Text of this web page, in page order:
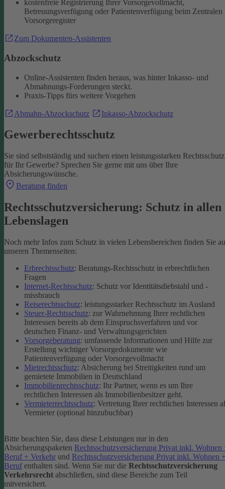
kostenfreie Registrierung Ihrer Vorsorgevollmacht,
Betreuungsverfügung oder Patientenverfügung beim Zentralen
Vorsorgeregister
Zum Dokumenten-Assistenten
Abzockschutz
Online-Assistenten finden heraus, was hinter Inkasso- und
Abmahnungs-Forderungen steckt.
Praxis-Tipps fürs weitere Vorgehen
Abmahn-Abzockschutz Inkasso-Abzockschutz
Gewerberechtsschutz
Sie sind selbstständig und suchen einen leistungsstarken Rechtsschutz
für Ihr Gewerbe? Sprechen Sie gerne mit uns über Ihre
Absicherungswünsche.
Beratung finden
Rechtsschutzversicherung: Schutz in allen
Lebenslagen
Noch mehr Infos zum Schutz in vielen Lebensbereichen finden Sie
unseren Themenseiten:
Erbrechtsschutz: Beratungs-Rechtsschutz in erbrechtlichen
Fragen
Internet-Rechtsschutz: Schutz vor Identitätsdiebstahl und -
missbrauch
Reiserechtsschutz: leistungsstarker Rechtsschutz im Ausland
Steuer-Rechtsschutz: zur Wahrnehmung Ihrer rechtlichen
Interessen bereits ab dem Einspruchsverfahren und vor
deutschen Finanz- und Verwaltungsgerichten
Vorsorgeberatung: umfassende Informationen und Hilfe zur
Erstellung wichtiger Vorsorgedokumente wie
Patientenverfügung oder Vorsorgevollmacht
Mietrechtsschutz: Absicherung bei Streitigkeiten rund um
gemietete Immobilien in Deutschland
Immobilienrechtsschutz: Ihr Partner, wenn es um Ihre
rechtlichen Interessen als Immobilienbesitzer geht.
Vermieterrechtsschutz: Vertretung Ihrer rechtlichen Interessen
Vermieter (optional hinzubuchbar)
Bitte beachten Sie, dass diese Leistungen nur in den
Absicherungspaketen Rechtsschutzversicherung Privat inkl. Wohnen
Beruf + Verkehr und Rechtsschutzversicherung Privat inkl. Wohnen
Beruf enthalten sind. Wenn Sie nur die Rechtsschutzversicherung
Verkehrsrecht abschließen, sind diese Bereiche zum Teil
mitversichert.